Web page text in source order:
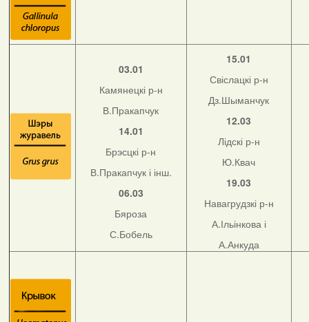
03.01
Камянецкі р-н
В.Пракапчук
14.01
Брэсцкі р-н
В.Пракапчук і інш.
06.03
Бяроза
С.Бобель
15.01
Свіслацкі р-н
Дз.Шыманчук
12.03
Лідскі р-н
Ю.Квач
19.03
Навагрудзкі р-н
А.Ільінкова і
А.Анкуда